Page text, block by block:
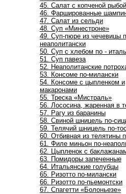
45. Салат с копченой рыбой
46. Фаршированные
47. Салат из сельди
48. Суп «Минестроне»
49. Суп-пюре из чечевицы
неаполитански
50. Суп с хлебом по -
51. Суп павеза
52. Неаполитанские
53. Консоме по-милански
54. Консоме с цыпленком и
макаронами
55. Треска «Мистраль»
56. Лососина, жаренная в
57. Рагу из баранины
58. Свиной шницель по-
59. Телячий шницель по-
60. Отбивная из телятины
61. Филе миньон по-
62. Цыпленок с
63. Помидоры запеченные
64. Итальянские голубцы
65. Ризотто по-милански
66. Ризотто по-пьемонтски
67. Спагетти «Болоньезе»